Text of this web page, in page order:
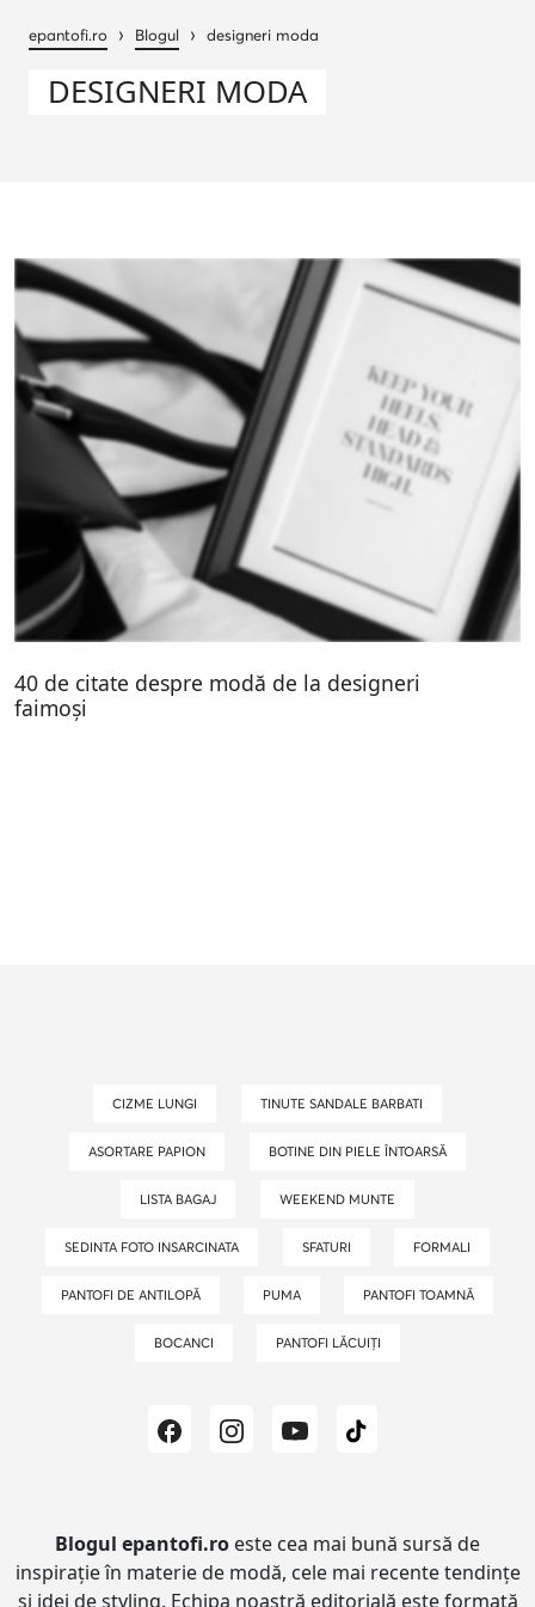
epantofi.ro › Blogul › designeri moda
DESIGNERI MODA
40 de citate despre modă de la designeri
faimoși
CIZME LUNGI TINUTE SANDALE BARBATI
ASORTARE PAPION BOTINE DIN PIELE ÎNTOARSĂ
LISTA BAGAJ WEEKEND MUNTE
SEDINTA FOTO INSARCINATA SFATURI FORMALI
PANTOFI DE ANTILOPĂ PUMA PANTOFI TOAMNĂ
BOCANCI PANTOFI LĂCUIȚI
Blogul epantofi.ro este cea mai bună sursă de
inspirație în materie de modă, cele mai recente tendințe
și idei de styling. Echipa noastră editorială este formată